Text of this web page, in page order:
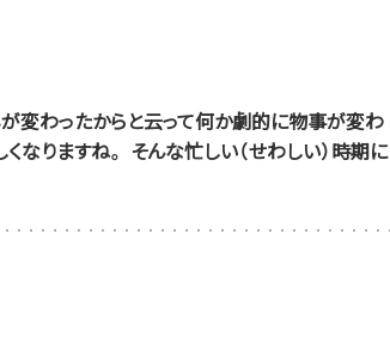
変わったからと云って何か劇的に物事が変わ
なりますね。 そんな忙しい（せわしい）時期に